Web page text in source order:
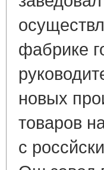
фабрике
новых
товаров
с